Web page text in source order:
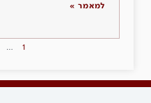
למאמר »
1
…